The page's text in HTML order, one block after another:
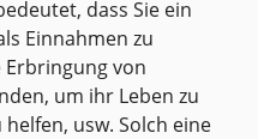
dass Sie ein
Einnahmen zu
Erbringung von
um ihr Leben zu
usw. Solch eine